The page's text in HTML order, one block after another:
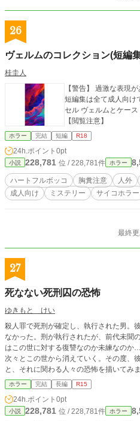
26
ヴェルムのコレクション(短編
桂圭人
【警告】 過激な表現
短編集は全て成人向けです。 以下収録内容↓ ヴ
セル ヴェルムとケー
【閲覧注意】
ホラー 完結 短編 R18
24h.ポイント 0pt
小説 228,781 位 / 228,781件 ホラー
ハートフルボッコ 胸糞注意 人外
成人向け
ミステリー サイコホラー
最終
27
死なない死刑囚の恐怖
ゆきもと けい
殺人罪で死刑が確定し、執行された男。
なかった。刑が執行されたが、前代未聞
はこの世に対する復讐なのか未練なのか
次々とこの世から消えていく。その度
と、それに関わる人々の恐怖を描いてみ
ホラー 完結 長編 R15
24h.ポイント 0pt
小説 228,781 位 / 228,781件 ホラー